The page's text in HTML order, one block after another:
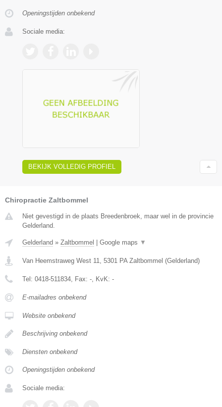
Openingstijden onbekend
Sociale media:
BEKIJK VOLLEDIG PROFIEL
Chiropractie Zaltbommel
Niet gevestigd in de plaats Breedenbroek, maar wel in de provincie
Gelderland.
Gelderland » Zaltbommel Google maps ▼
Van Heemstraweg West 11 5301 PA Zaltbommel (Gelderland)
Tel: 0418-511834 , Fax: - , KvK: -
E-mailadres onbekend
Website onbekend
Beschrijving onbekend
Diensten onbekend
Openingstijden onbekend
Sociale media: